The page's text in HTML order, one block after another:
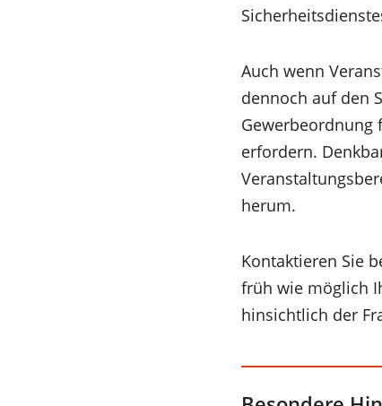
Auch wenn
dennoch auf den
Gewerbeordnung
erfordern.
herum.
Kontaktieren Sie
früh wie möglich
hinsichtlich der